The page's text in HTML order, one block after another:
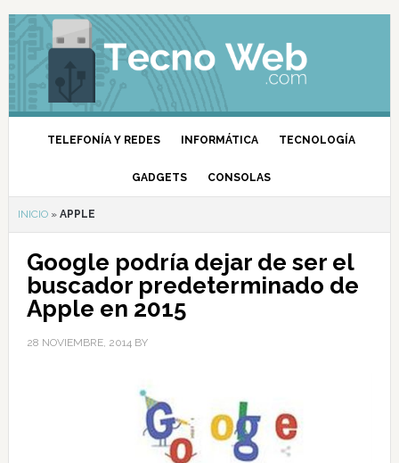
TELEFONÍA Y REDES INFORMÁTICA TECNOLOGÍA
GADGETS CONSOLAS
INICIO» APPLE
Google podría dejar de ser el
buscador predeterminado de
Apple en 2015
28 NOVIEMBRE, 2014BY